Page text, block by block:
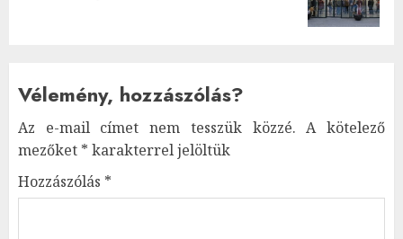
Vélemény, hozzászólás?
Az e-mail címet nem tesszük közzé. A kötelező
mezőket * karakterrel jelöltük
Hozzászólás *